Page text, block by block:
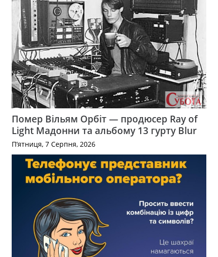
Помер Вільям Орбіт — продюсер Ray of
Light Мадонни та альбому 13 гурту Blur
П’ятниця, 7 Серпня, 2026